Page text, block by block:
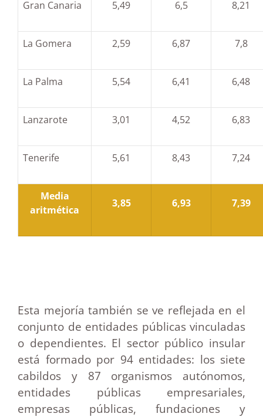
Gran Canaria 5,49 6,5 8,21
La Gomera 2,59 6,87 7,8
La Palma 5,54 6,41 6,48
Lanzarote 3,01 4,52 6,83
Tenerife 5,61 8,43 7,24
Media
aritmética
3,85 6,93 7,39
Esta mejoría también se ve reflejada en el
conjunto de entidades públicas vinculadas
o dependientes. El sector público insular
está formado por 94 entidades: los siete
cabildos y 87 organismos autónomos,
entidades públicas empresariales,
empresas públicas, fundaciones y